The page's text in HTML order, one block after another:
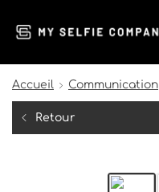
Accueil Communication
Retour